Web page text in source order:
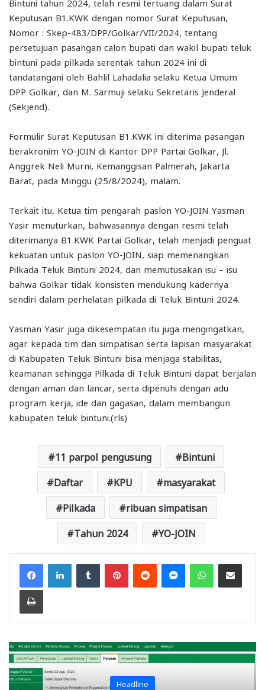
Bintuni tahun 2024, telah resmi tertuang dalam Surat
Keputusan B1.KWK dengan nomor Surat Keputusan,
Nomor : Skep-483/DPP/Golkar/VII/2024, tentang
persetujuan pasangan calon bupati dan wakil bupati teluk
bintuni pada pilkada serentak tahun 2024 ini di
tandatangani oleh Bahlil Lahadalia selaku Ketua Umum
DPP Golkar, dan M. Sarmuji selaku Sekretaris Jenderal
(Sekjend).
Formulir Surat Keputusan B1.KWK ini diterima pasangan
berakronim YO-JOIN di Kantor DPP Partai Golkar, Jl.
Anggrek Neli Murni, Kemanggisan Palmerah, Jakarta
Barat, pada Minggu (25/8/2024), malam.
Terkait itu, Ketua tim pengarah paslon YO-JOIN Yasman
Yasir menuturkan, bahwasannya dengan resmi telah
diterimanya B1.KWK Partai Golkar, telah menjadi penguat
kekuatan untuk paslon YO-JOIN, siap memenangkan
Pilkada Teluk Bintuni 2024, dan memutusakan isu – isu
bahwa Golkar tidak konsisten mendukung kadernya
sendiri dalam perhelatan pilkada di Teluk Bintuni 2024.
Yasman Yasir juga dikesempatan itu juga mengingatkan,
agar kepada tim dan simpatisan serta lapisan masyarakat
di Kabupaten Teluk Bintuni bisa menjaga stabilitas,
keamanan sehingga Pilkada di Teluk Bintuni dapat berjalan
dengan aman dan lancar, serta dipenuhi dengan adu
program kerja, ide dan gagasan, dalam membangun
kabupaten teluk bintuni.(rls)
11 parpol pengusung Bintuni
Daftar KPU masyarakat
Pilkada ribuan simpatisan
Tahun 2024 YO-JOIN
FacebookLinkedInTumblr PinterestReddit MessengerWhatsAppShare via Email
Print
Headline